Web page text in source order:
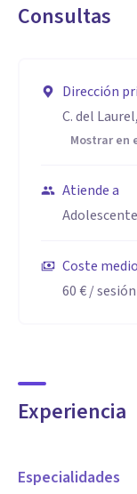
Consultas
Dirección
C. del
Mostrar en
Atiende a
Coste medio
60 €/ sesión
Experiencia
Especialidades